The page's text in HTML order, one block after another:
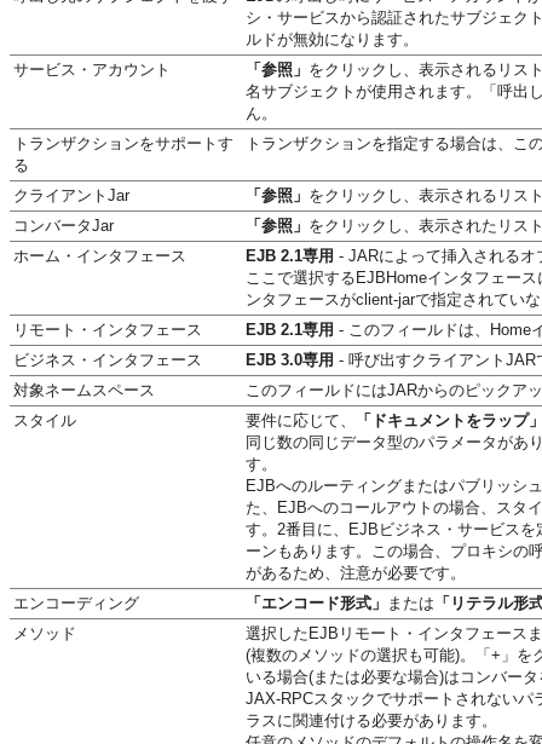
シ・サービスから認証されたサブジェク
ルドが無効になります。
サービス・アカウント
「参照」 をクリックし、表示されるリス
名サブジェクトが使用されます。
「呼出
ん。
トランザクションをサポートす
る
トランザクションを指定する場合は、こ
クライアントJar 「参照」 をクリックし、表示されるリス
コンバータJar
「参照」 をクリックし、表示されたリス
ホーム・インタフェース
EJB 2.1専用 - JARによって挿入される
ここで選択するEJBHomeインタフェー
ンタフェースがclient-jarで指定されてい
リモート・インタフェース
EJB 2.1専用 - このフィールドは、Home
ビジネス・インタフェース
EJB 3.0専用 - 呼び出すクライアント
対象ネームスペース
このフィールドにはJARからのピックア
スタイル
要件に応じて、
「ドキュメントをラップ
同じ数の同じデータ型のパラメータがあ
す。
EJBへのルーティングまたはパブリッシ
た、EJBへのコールアウトの場合、スタ
す。2番目に、EJBビジネス・サービス
ーンもあります。この場合、プロキシの
があるため、注意が必要です。
エンコーディング
「エンコード形式」 または 「リテラル形
メソッド
選択したEJBリモート・インタフェース
(複数のメソッドの選択も可能)。「+」
いる場合(または必要な場合)はコンバー
JAX-RPCスタックでサポートされない
ラスに関連付ける必要があります。